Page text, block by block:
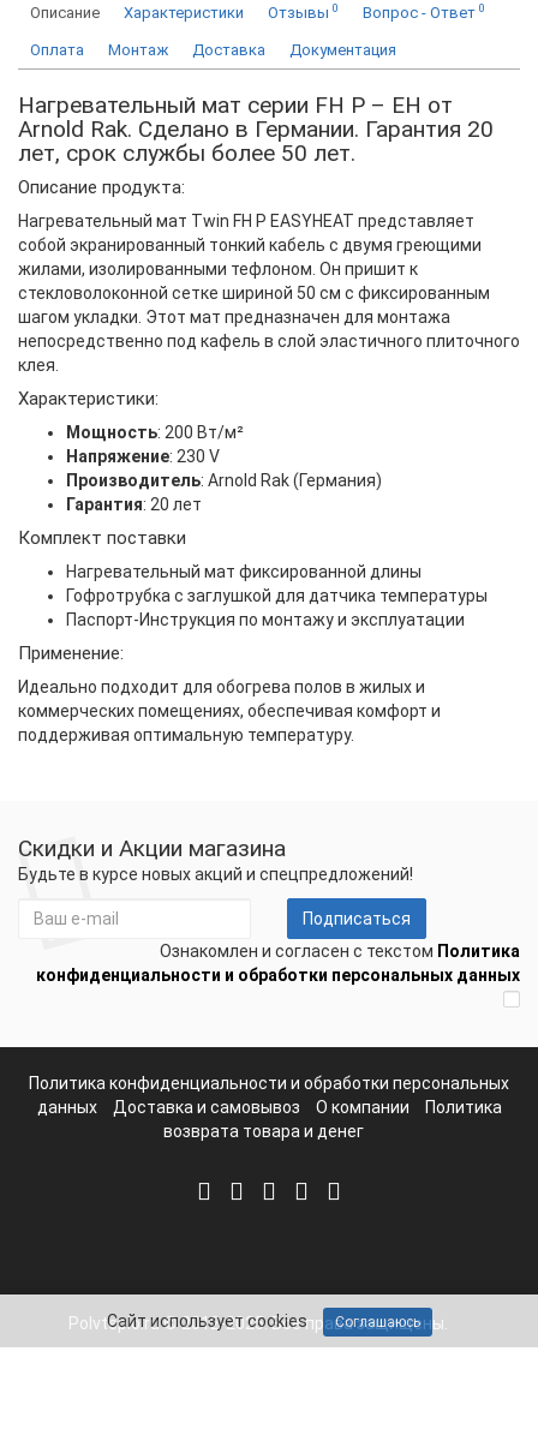
Описание Характеристики Отзывы 0 Вопрос - Ответ 0
Оплата Монтаж Доставка Документация
Нагревательный мат серии FH P – EH от
Arnold Rak. Сделано в Германии. Гарантия 20
лет, срок службы более 50 лет.
Описание продукта:
Нагревательный мат Twin FH P EASYHEAT представляет
собой экранированный тонкий кабель с двумя греющими
жилами, изолированными тефлоном. Он пришит к
стекловолоконной сетке шириной 50 см с фиксированным
шагом укладки. Этот мат предназначен для монтажа
непосредственно под кафель в слой эластичного плиточного
клея.
Характеристики:
Мощность: 200 Вт/м²
Напряжение: 230 V
Производитель: Arnold Rak (Германия)
Гарантия: 20 лет
Комплект поставки
Нагревательный мат фиксированной длины
Гофротрубка с заглушкой для датчика температуры
Паспорт-Инструкция по монтажу и эксплуатации
Применение:
Идеально подходит для обогрева полов в жилых и
коммерческих помещениях, обеспечивая комфорт и
поддерживая оптимальную температуру.
Скидки и Акции магазина
Будьте в курсе новых акций и спецпредложений!
Подписаться
Ознакомлен и согласен с текстом Политика
конфиденциальности и обработки персональных данных
Политика конфиденциальности и обработки персональных
данных
Доставка и самовывоз О компании
Политика
возврата товара и денег
Polvteplo.ru © 2012-2025. Все права защищены.
Сайт использует cookies Соглашаюсь